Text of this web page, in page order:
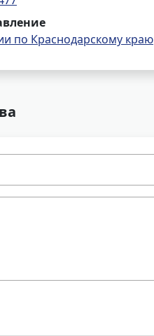
по Краснодарскому краю